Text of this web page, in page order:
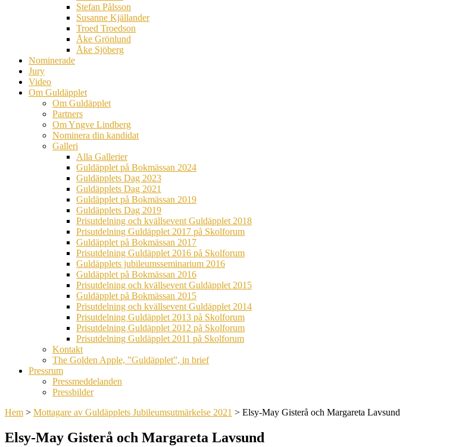
Stefan Pålsson
Susanne Kjällander
Troed Troedson
Åke Grönlund
Åke Sjöberg
Nominerade
Jury
Video
Om Guldäpplet
Om Guldäpplet
Partners
Om Yngve Lindberg
Nominera din kandidat
Galleri
Alla Gallerier
Guldäpplet på Bokmässan 2024
Guldäpplets Dag 2023
Guldäpplets Dag 2021
Guldäpplet på Bokmässan 2019
Guldäpplets Dag 2019
Prisutdelning och kvällsevent Guldäpplet 2018
Prisutdelning Guldäpplet 2017 på Skolforum
Guldäpplet på Bokmässan 2017
Prisutdelning Guldäpplet 2016 på Skolforum
Guldäpplets jubileumsseminarium 2016
Guldäpplet på Bokmässan 2016
Prisutdelning och kvällsevent Guldäpplet 2015
Guldäpplet på Bokmässan 2015
Prisutdelning och kvällsevent Guldäpplet 2014
Prisutdelning Guldäpplet 2013 på Skolforum
Prisutdelning Guldäpplet 2012 på Skolforum
Prisutdelning Guldäpplet 2011 på Skolforum
Kontakt
The Golden Apple, ”Guldäpplet”, in brief
Pressrum
Pressmeddelanden
Pressbilder
Hem > Mottagare av Guldäpplets Jubileumsutmärkelse 2021 > Elsy-May Gisterå och Margareta Lavsund
Elsy-May Gisterå och Margareta Lavsund